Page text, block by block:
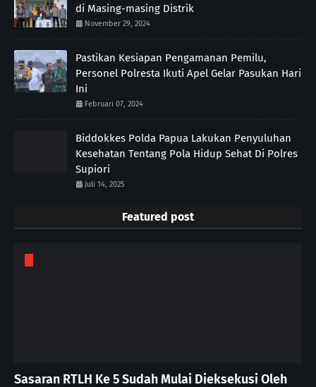
di Masing-masing Distrik
November 29, 2024
Pastikan Kesiapan Pengamanan Pemilu,
Personel Polresta Ikuti Apel Gelar Pasukan Hari
Ini
Februari 07, 2024
Biddokkes Polda Papua Lakukan Penyuluhan
Kesehatan Tentang Pola Hidup Sehat Di Polres
Supiori
Juli 14, 2025
Featured post
Sasaran RTLH Ke 5 Sudah Mulai Dieksekusi Oleh